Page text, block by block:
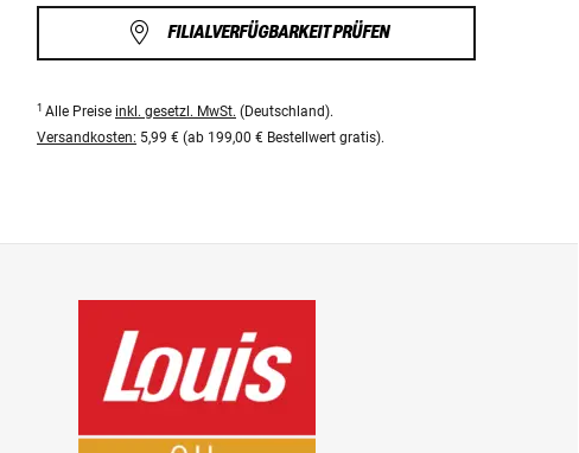
FILIALVERFÜGBARKEIT PRÜFEN
1 Alle Preise inkl. gesetzl. MwSt. (Deutschland).
Versandkosten: 5,99 € (ab 199,00 € Bestellwert gratis).